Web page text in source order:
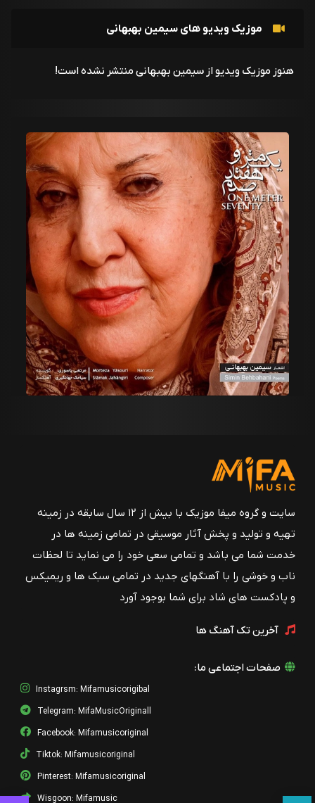
موزیک ویدیو های سیمین بهبهانی
هنوز موزیک ویدیو از سیمین بهبهانی منتشر نشده است!
سایت و گروه میفا موزیک با بیش از ۱۲ سال سابقه در زمینه
تهیه و تولید و پخش آثار موسیقی در تمامی زمینه ها در
خدمت شما می باشد و تمامی سعی خود را می نماید تا لحظات
ناب و خوشی را با آهنگهای جدید در تمامی سبک ها و ریمیکس
و پادکست های شاد برای شما بوجود آورد
آخرین تک آهنگ ها
صفحات اجتماعی ما:
Instagrsm: Mifamusicorigibal
Telegram: MifaMusicOriginall
Facebook: Mifamusicoriginal
Tiktok: Mifamusicoriginal
Pinterest: Mifamusicoriginal
Wisgoon: Mifamusic